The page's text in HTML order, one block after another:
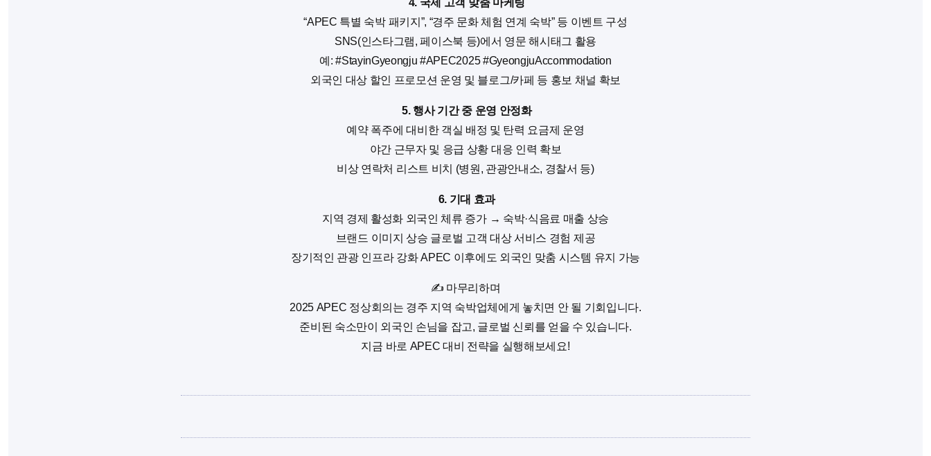
4. 국제 고객 맞춤 마케팅
“APEC 특별 숙박 패키지”, “경주 문화 체험 연계 숙박” 등 이벤트 구성
SNS(인스타그램, 페이스북 등)에서 영문 해시태그 활용
예: #StayinGyeongju #APEC2025 #GyeongjuAccommodation
외국인 대상 할인 프로모션 운영 및 블로그/카페 등 홍보 채널 확보
5. 행사 기간 중 운영 안정화
예약 폭주에 대비한 객실 배정 및 탄력 요금제 운영
야간 근무자 및 응급 상황 대응 인력 확보
비상 연락처 리스트 비치 (병원, 관광안내소, 경찰서 등)
6. 기대 효과
지역 경제 활성화 외국인 체류 증가 → 숙박·식음료 매출 상승
브랜드 이미지 상승 글로벌 고객 대상 서비스 경험 제공
장기적인 관광 인프라 강화 APEC 이후에도 외국인 맞춤 시스템 유지 가능
✍️ 마무리하며
2025 APEC 정상회의는 경주 지역 숙박업체에게 놓치면 안 될 기회입니다.
준비된 숙소만이 외국인 손님을 잡고, 글로벌 신뢰를 얻을 수 있습니다.
지금 바로 APEC 대비 전략을 실행해보세요!